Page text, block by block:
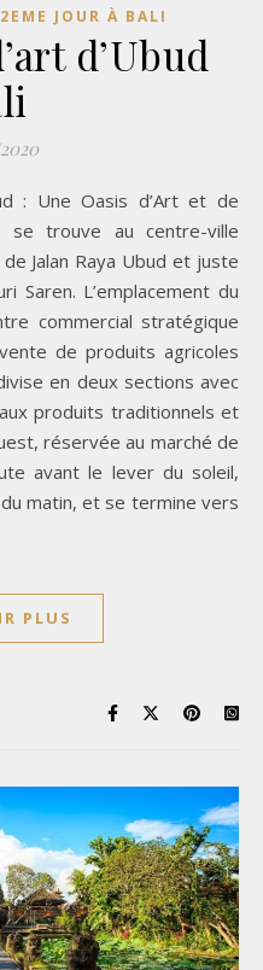
2EME JOUR À BALI
d’Ubud
se trouve au centre-ville
Jalan Raya Ubud et juste
Saren. L’emplacement du
commercial stratégique
de produits agricoles
en deux sections avec
produits traditionnels et
réservée au marché de
avant le lever du soleil,
matin, et se termine vers
PLUS